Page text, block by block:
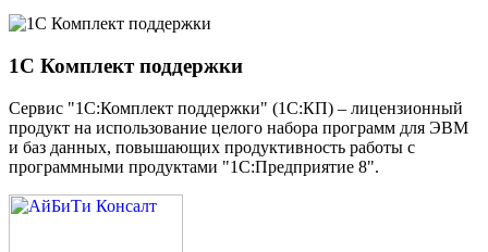
1С Комплект поддержки
Сервис "1С:Комплект поддержки" (1С:КП) – лицензионный
продукт на использование целого набора программ для ЭВМ
и баз данных, повышающих продуктивность работы с
программными продуктами "1С:Предприятие 8".